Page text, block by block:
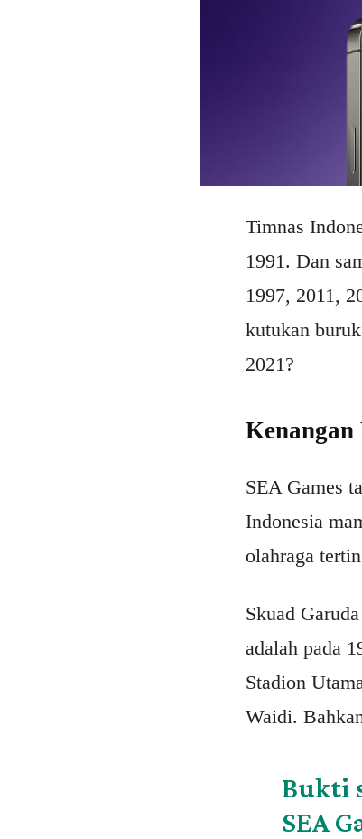
Timnas
1991. Dan
1997, 2011,
kutukan
2021?
Kenangan
SEA Games
Indonesia
olahraga
Skuad
adalah pada
Stadion
Waidi.
Bukti
SEA